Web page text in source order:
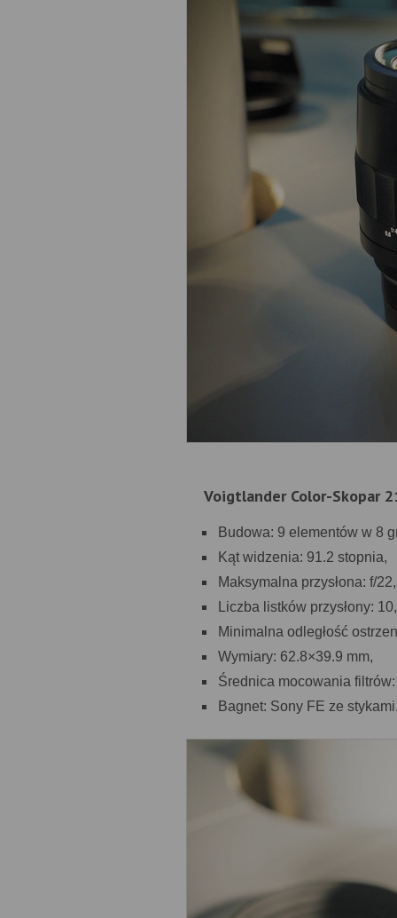
Voigtlander Color-Skopar
Budowa: 9 elementów w 8
Kąt widzenia: 91.2 stopnia,
Maksymalna przysłona: f/22,
Liczba listków przysłony: 10,
Minimalna odległość
Wymiary: 62.8×39.9 mm,
Średnica mocowania
Bagnet: Sony FE ze